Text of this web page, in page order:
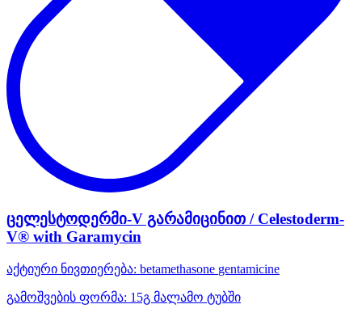
ცელესტოდერმი-V გარამიცინით / Celestoderm-
V® with Garamycin
აქტიური ნივთიერება: betamethasone gentamicine
გამოშვების ფორმა: 15გ მალამო ტუბში